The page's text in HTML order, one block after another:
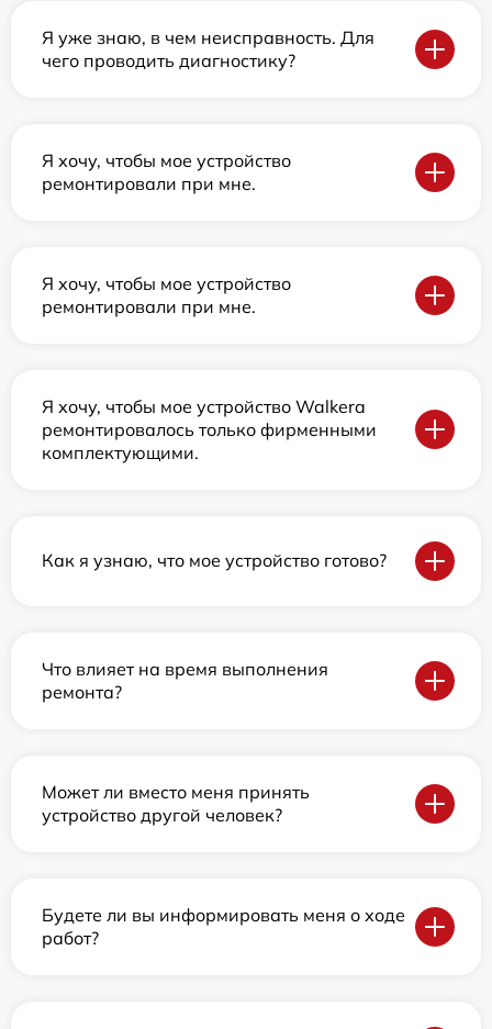
Я уже знаю, в чем неисправность. Для
чего проводить диагностику?
Я хочу, чтобы мое устройство
ремонтировали при мне.
Я хочу, чтобы мое устройство
ремонтировали при мне.
Я хочу, чтобы мое устройство Walkera
ремонтировалось только фирменными
комплектующими.
Как я узнаю, что мое устройство готово?
Что влияет на время выполнения
ремонта?
Может ли вместо меня принять
устройство другой человек?
Будете ли вы информировать меня о ходе
работ?